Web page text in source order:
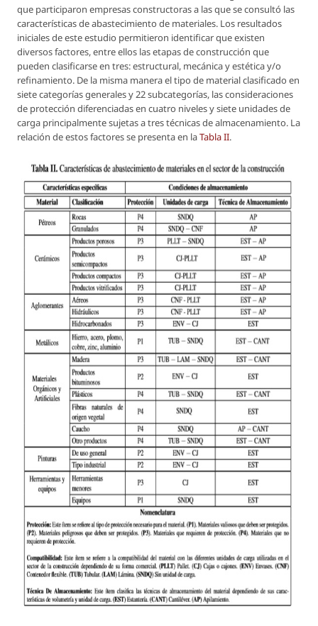
que participaron empresas constructoras a las que se consultó las
características de abastecimiento de materiales. Los resultados
iniciales de este estudio permitieron identificar que existen
diversos factores, entre ellos las etapas de construcción que
pueden clasificarse en tres: estructural, mecánica y estética y/o
refinamiento. De la misma manera el tipo de material clasificado en
siete categorías generales y 22 subcategorías, las consideraciones
de protección diferenciadas en cuatro niveles y siete unidades de
carga principalmente sujetas a tres técnicas de almacenamiento. La
relación de estos factores se presenta en laTabla II.